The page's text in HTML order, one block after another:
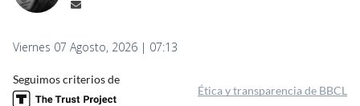
Viernes 07 Agosto, 2026 | 07:13
Seguimos criterios de
Ética y transparencia de BBCL